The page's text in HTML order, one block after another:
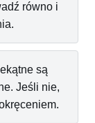
równo i
są
Jeśli nie,